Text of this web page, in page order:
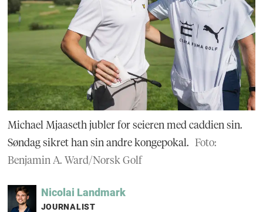
Michael Mjaaseth jubler for seieren med caddien sin.
Søndag sikret han sin andre kongepokal. Foto:
Benjamin A. Ward/Norsk Golf
Nicolai Landmark
JOURNALIST